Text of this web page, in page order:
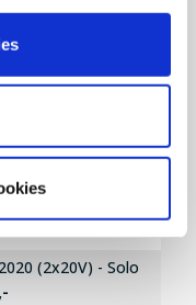
SPAR 200,-
(2x20V) - Solo